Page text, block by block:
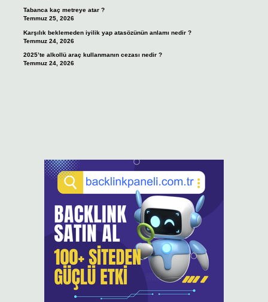
Tabanca kaç metreye atar ?
Temmuz 25, 2026
Karşılık beklemeden iyilik yap atasözünün anlamı nedir ?
Temmuz 24, 2026
2025’te alkollü araç kullanmanın cezası nedir ?
Temmuz 24, 2026